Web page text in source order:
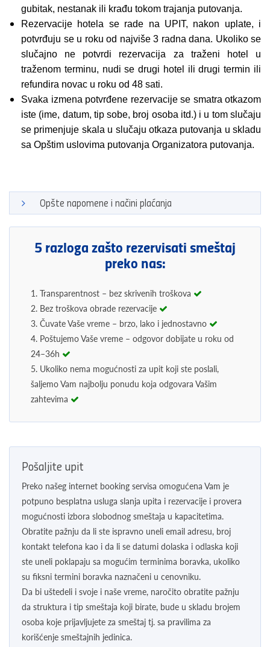
gubitak, nestanak ili krađu tokom trajanja putovanja.
Rezervacije hotela se rade na UPIT, nakon uplate, i
potvrđuju se u roku od najviše 3 radna dana. Ukoliko se
slučajno ne potvrdi rezervacija za traženi hotel u
traženom terminu, nudi se drugi hotel ili drugi termin ili
refundira novac u roku od 48 sati.
Svaka izmena potvrđene rezervacije se smatra otkazom
iste (ime, datum, tip sobe, broj osoba itd.) i u tom slučaju
se primenjuje skala u slučaju otkaza putovanja u skladu
sa Opštim uslovima putovanja Organizatora putovanja.
Opšte napomene i načini plaćanja
5 razloga zašto rezervisati smeštaj
preko nas:
1. Transparentnost – bez skrivenih troškova
2. Bez troškova obrade rezervacije
3. Čuvate Vaše vreme – brzo, lako i jednostavno
4. Poštujemo Vaše vreme – odgovor dobijate u roku od
24–36h
5. Ukoliko nema mogućnosti za upit koji ste poslali,
šaljemo Vam najbolju ponudu koja odgovara Vašim
zahtevima
Pošaljite upit
Preko našeg internet booking servisa omogućena Vam je
potpuno besplatna usluga slanja upita i rezervacije i provera
mogućnosti izbora slobodnog smeštaja u kapacitetima.
Obratite pažnju da li ste ispravno uneli email adresu, broj
kontakt telefona kao i da li se datumi dolaska i odlaska koji
ste uneli poklapaju sa mogućim terminima boravka, ukoliko
su fiksni termini boravka naznačeni u cenovniku.
Da bi uštedeli i svoje i naše vreme, naročito obratite pažnju
da struktura i tip smeštaja koji birate, bude u skladu brojem
osoba koje prijavljujete za smeštaj tj. sa pravilima za
korišćenje smeštajnih jedinica.